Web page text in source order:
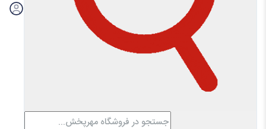
با ما در ارتباط باشید